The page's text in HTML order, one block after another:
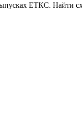
ЕТКС. Найти